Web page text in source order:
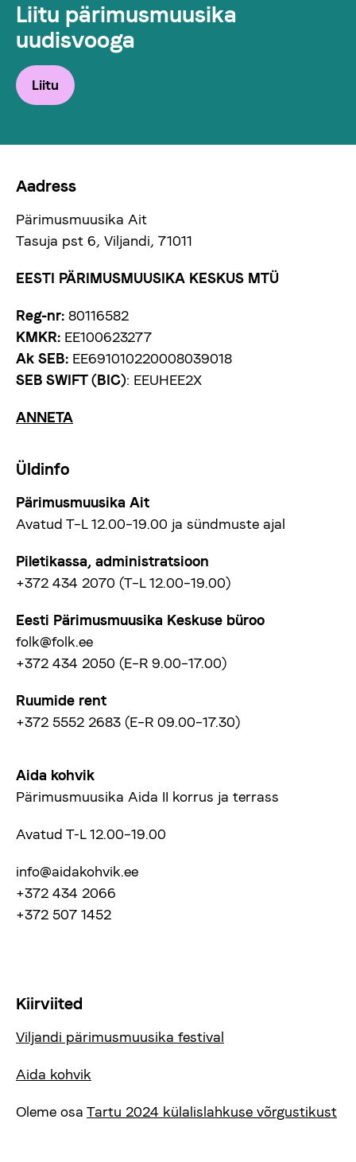
Liitu pärimusmuusika
uudisvooga
Liitu
Aadress
Pärimusmuusika Ait
Tasuja pst 6, Viljandi, 71011
EESTI PÄRIMUSMUUSIKA KESKUS MTÜ
Reg-nr: 80116582
KMKR: EE100623277
Ak SEB: EE691010220008039018
SEB SWIFT (BIC): EEUHEE2X
ANNETA
Üldinfo
Pärimusmuusika Ait
Avatud T–L 12.00–19.00 ja sündmuste ajal
Piletikassa, administratsioon
+372 434 2070 (T–L 12.00–19.00)
Eesti Pärimusmuusika Keskuse büroo
folk@folk.ee
+372 434 2050 (E–R 9.00–17.00)
Ruumide rent
+372 5552 2683 (E–R 09.00–17.30)
Aida kohvik
Pärimusmuusika Aida II korrus ja terrass
Avatud T-L 12.00–19.00
info@aidakohvik.ee
+372 434 2066
+372 507 1452
Kiirviited
Viljandi pärimusmuusika festival
Aida kohvik
Oleme osa Tartu 2024 külalislahkuse võrgustikust